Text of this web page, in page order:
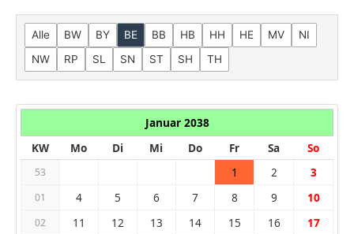
Alle BW BY BE BB HB HH HE MV
NI
NW
RP SL SN ST SH TH
Januar 2038
KW
Mo Di Mi Do Fr Sa So
53 1 2 3
01 4 5 6 7 8 9 10
02 11 12 13 14 15 16 17